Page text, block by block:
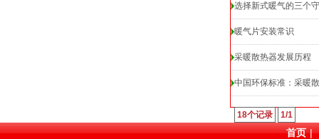
选择新式暖气的三个
暖气片安装常识
采暖散热器发展历程
中国环保标准：采暖
18个记录 1/1
首页 |